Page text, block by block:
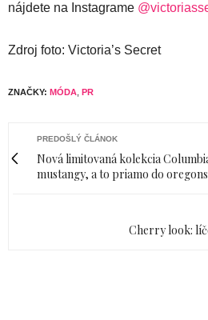
nájdete na Instagrame
Zdroj foto: Victoria’s Secret
ZNAČKY: MÓDA PR
PREDOŠLÝ ČLÁNOK
Nová limitovaná kolekcia
mustangy, a to priamo do
Cherry look: